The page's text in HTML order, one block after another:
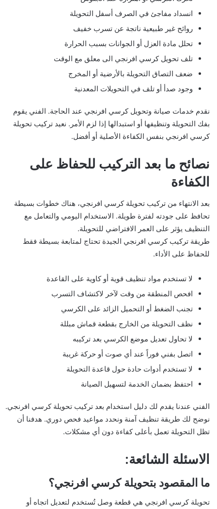
انسداد مفاجئ في الصرف أسفل التحويلة
روائح غير طبيعية ناتجة عن تسرب خفيف
تحلل مادة العزل أو الجوانات بسبب الحرارة
تلف تحويل كرسي افرنجي الى معلق مع الوقت
ضعف التصاق التحويلة بالأرضية أو المخرج
وجود صدأ أو تلف في التحويلات المعدنية
نقدم خدمات صيانة وتحويل كرسي افرنجي عند الحاجة. الفني يقوم
بفك التحويلة وتنظيفها أو استبدالها إذا لزم الأمر. نعيد تركيب تحويلة
كرسي افرنجي بنفس الكفاءة الأصلية أو أفضل.
نصائح ما بعد التركيب للحفاظ على
الكفاءة
بعد الانتهاء من تركيب تحويلة كرسي افرنجي، هناك خطوات بسيطة
تحافظ على جودته لفترة طويلة. الاستخدام اليومي والتعامل مع
التنظيف يؤثر على العمر الافتراضي للتحويلة.
طريقة تركيب كرسي افرنجي الجيدة تحتاج لمتابعة بسيطة فقط
للحفاظ على الأداء.
لا تستخدم مواد تنظيف قوية أو كاوية على القاعدة
افحص المنطقة من وقت لآخر لاكتشاف التسرب
تجنب الضغط أو التحميل الزائد على الكرسي
نظف التحويلة من الخارج بقطعة قماش مبللة
لا تحاول تعديل موضع الكرسي بعد تركيبه
اتصل بفني فوراً عند أي صوت أو حركة غريبة
لا تستخدم أدوات حادة حول قاعدة التحويلة
احتفظ بضمان الخدمة لتسهيل الصيانة
الفني عندنا يقدم لك دليل استخدام بعد تركيب تحويلة كرسي افرنجي.
نوضح لك طريقة تنظيف آمنة ونحدد مواعيد فحص دوري. هدفنا أن
تظل التحويلة تعمل بأعلى كفاءة دون أي مشكلات.
الاسئلة الشائعة:
ما المقصود بتحويلة كرسي افرنجي؟
تحويلة كرسي افرنجي هي قطعة وصل تُستخدم لتعديل اتجاه أو